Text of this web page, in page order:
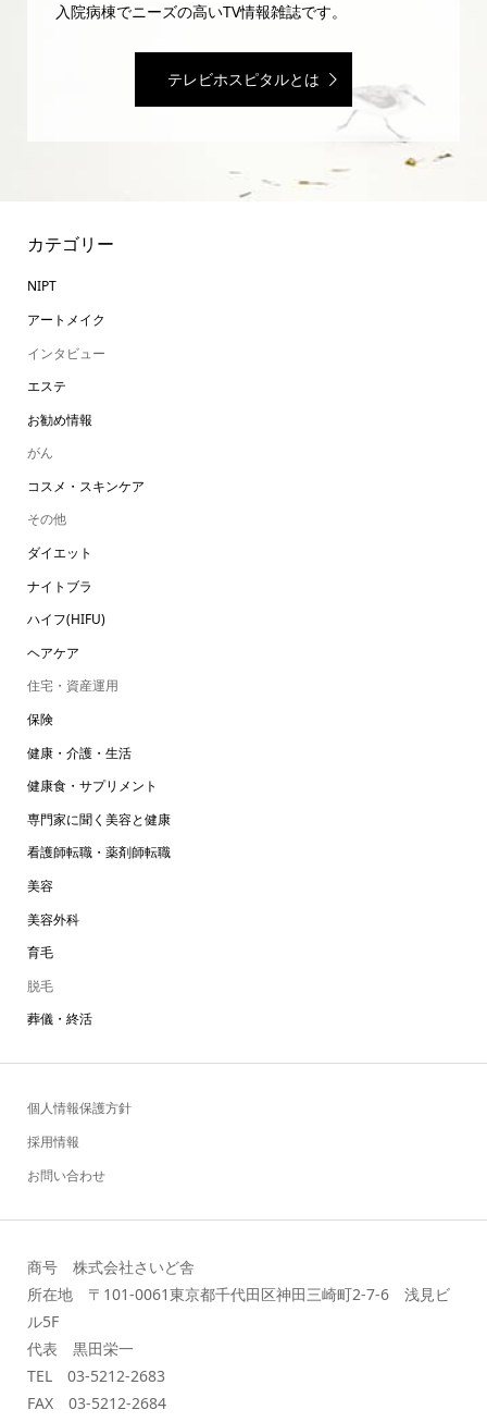
入院病棟でニーズの高いTV情報雑誌です。
テレビホスピタルとは
カテゴリー
NIPT
アートメイク
インタビュー
エステ
お勧め情報
がん
コスメ・スキンケア
その他
ダイエット
ナイトブラ
ハイフ(HIFU)
ヘアケア
住宅・資産運用
保険
健康・介護・生活
健康食・サプリメント
専門家に聞く美容と健康
看護師転職・薬剤師転職
美容
美容外科
育毛
脱毛
葬儀・終活
個人情報保護方針
採用情報
お問い合わせ
商号 株式会社さいど舎
所在地 〒101-0061東京都千代田区神田三崎町2-7-6 浅見ビ
ル5F
代表 黒田栄一
TEL 03-5212-2683
FAX 03-5212-2684